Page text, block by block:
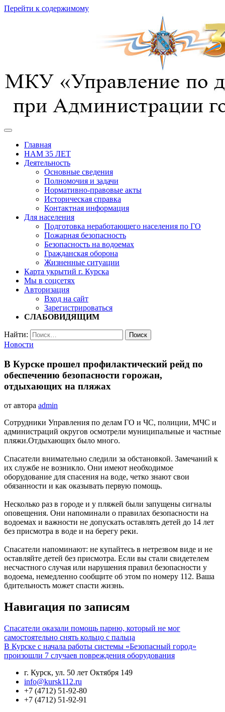
Перейти к содержимому
УГОЧС г. Курска
Главная
НАМ 35 ЛЕТ
Деятельность
Основные сведения
Полномочия и задачи
Нормативно-правовые акты
Историческая справка
Контактная информация
Для населения
Подготовка неработающего населения по ГО
Пожарная безопасность
Безопасность на водоемах
Гражданская оборона
Жизненные ситуации
Карта укрытий г. Курска
Мы в соцсетях
Авторизация
Вход на сайт
Зарегистрироваться
СЛАБОВИДЯЩИМ
Найти:
Новости
В Курске прошел профилактический рейд по
обеспечению безопасности горожан,
отдыхающих на пляжах
от автора admin
Сотрудники Управления по делам ГО и ЧС, полиции, МЧС и
администраций округов осмотрели муниципальные и частные
пляжи.Отдыхающих было много.
Спасатели внимательно следили за обстановкой. Замечаний к
их службе не возникло. Они имеют необходимое
оборудование для спасения на воде, четко знают свои
обязанности и как оказывать первую помощь.
Несколько раз в городе и у пляжей были запущены сигналы
оповещения. Они напоминали о правилах безопасности на
водоемах и важности не допускать оставлять детей до 14 лет
без присмотра в воде и на берегу реки.
Спасатели напоминают: не купайтесь в нетрезвом виде и не
оставляйте детей без присмотра. Если вы стали свидетелем
несчастного случая или нарушения правил безопасности у
водоема, немедленно сообщите об этом по номеру 112. Ваша
бдительность может спасти жизнь.
Навигация по записям
Спасатели оказали помощь парню, который не мог
самостоятельно снять кольцо с пальца
В Курске с начала работы системы «Безопасный город»
произошли 7 случаев повреждения оборудования
г. Курск, ул. 50 лет Октября 149
info@kursk112.ru
+7 (4712) 51-92-80
+7 (4712) 51-92-91